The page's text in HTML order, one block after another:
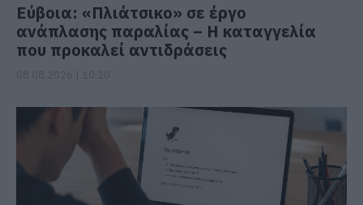
Εύβοια: «Πλιάτσικο» σε έργο
ανάπλασης παραλίας – Η καταγγελία
που προκαλεί αντιδράσεις